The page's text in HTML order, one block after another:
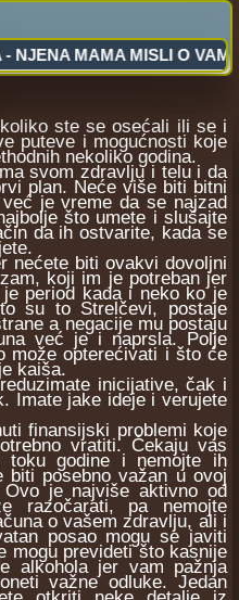
ste se osećali ili se i
puteve i mogućnosti koje
nekoliko godina.
svom zdravlju i telu i da
plan. Neće više biti bitni
je vreme da se najzad
što umete i slušajte
da ih ostvarite, kada se
biti ovakvi dovoljni
koji im je potreban jer
period kada i neko ko je
su to Strelčevi, postaje
a negacije mu postaju
već je i naprsla. Polje
može opterećivati i što će
kaiša.
inicijative, čak i
Imate jake ideje i verujete
finansijski problemi koje
vratiti. Čekaju vas
godine i nemojte ih
biti posebno važan u ovoj
je najviše aktivno od
razočarati, pa nemojte
o vašem zdravlju, ali i
posao mogu se javiti
mogu prevideti što kasnije
alkohola jer vam pažnja
važne odluke. Jedan